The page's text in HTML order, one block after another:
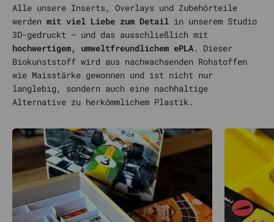
Alle unsere Inserts, Overlays und Zubehörteile
werden mit viel Liebe zum Detail in unserem Studio
3D-gedruckt – und das ausschließlich mit
hochwertigem, umweltfreundlichem ePLA. Dieser
Biokunststoff wird aus nachwachsenden Rohstoffen
wie Maisstärke gewonnen und ist nicht nur
langlebig, sondern auch eine nachhaltige
Alternative zu herkömmlichem Plastik.